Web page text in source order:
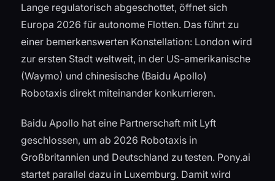
Lange regulatorisch abgeschottet, öffnet sich
Europa 2026 für autonome Flotten. Das führt zu
einer bemerkenswerten Konstellation: London wird
zur ersten Stadt weltweit, in der US-amerikanische
(Waymo) und chinesische (Baidu Apollo)
Robotaxis direkt miteinander konkurrieren.
Baidu Apollo hat eine Partnerschaft mit Lyft
geschlossen, um ab 2026 Robotaxis in
Großbritannien und Deutschland zu testen. Pony.ai
startet parallel dazu in Luxemburg. Damit wird